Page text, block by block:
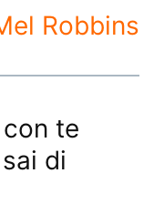
Robbins
te
di